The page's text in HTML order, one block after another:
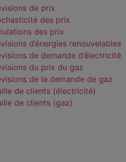
de prix
des prix
des prix
d’énergies renouvelables
de demande d’électricité
du prix du gaz
de la demande de gaz
de clients (électricité)
de clients (gaz)